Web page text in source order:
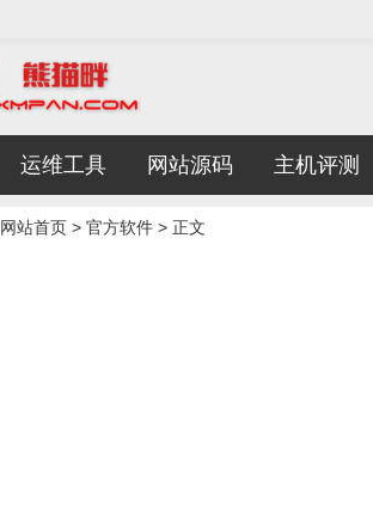
运维工具 网站源码 主机评测
网站首页 > 官方软件 > 正文